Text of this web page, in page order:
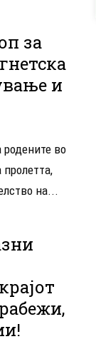
за
и
родените во
на...